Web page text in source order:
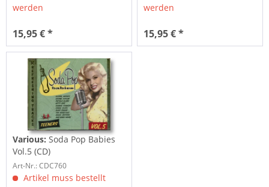
werden
15,95 € *
werden
15,95 € *
Various: Soda Pop Babies
Vol.5 (CD)
Art-Nr.: CDC760
Artikel muss bestellt